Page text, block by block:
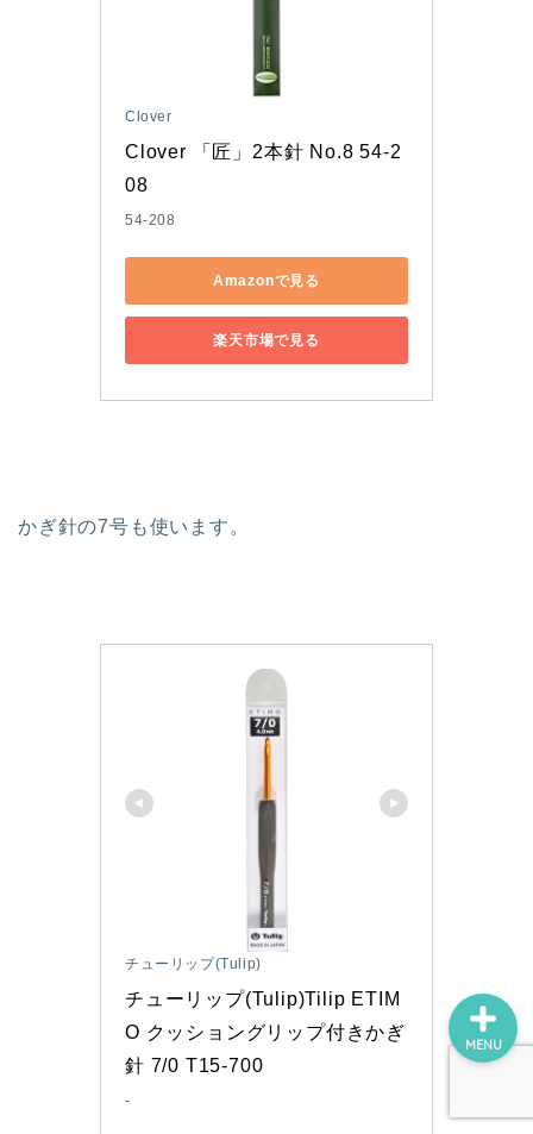
Clover
Clover 「匠」2本針 No.8 54-2
08
54-208
Amazonで見る
楽天市場で見る
かぎ針の7号も使います。
チューリップ(Tulip)
チューリップ(Tulip)Tilip ETIM
O クッショングリップ付きかぎ
針 7/0 T15-700
-
MENU
プロフィール